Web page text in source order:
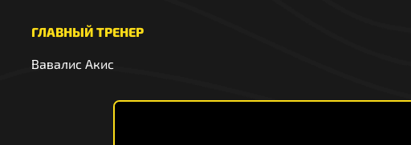
ГЛАВНЫЙ ТРЕНЕР
Вавалис Акис